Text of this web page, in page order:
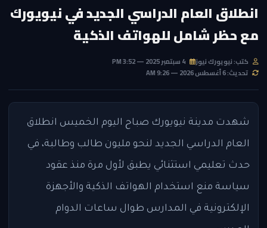
انطلاق العام الدراسي الجديد في نيويورك
مع حظر شامل للهواتف الذكية
كتب: نيويورك نيوز
تحديث: 6 أغسطس 2026 — 9:26 AM
شهدت مدينة نيويورك صباح اليوم الخميس انطلاق
العام الدراسي الجديد لنحو مليون طالب وطالبة، في
حدث تعليمي استثنائي يطبق لأول مرة منذ عقود
سياسة منع استخدام الهواتف الذكية والأجهزة
الإلكترونية في المدارس طوال ساعات الدوام